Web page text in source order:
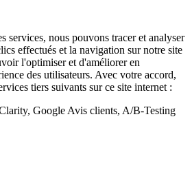
services, nous pouvons tracer et analyser
effectués et la navigation sur notre site
l'optimiser et d'améliorer en
des utilisateurs. Avec votre accord,
tiers suivants sur ce site internet :
Google Avis clients, A/B-Testing